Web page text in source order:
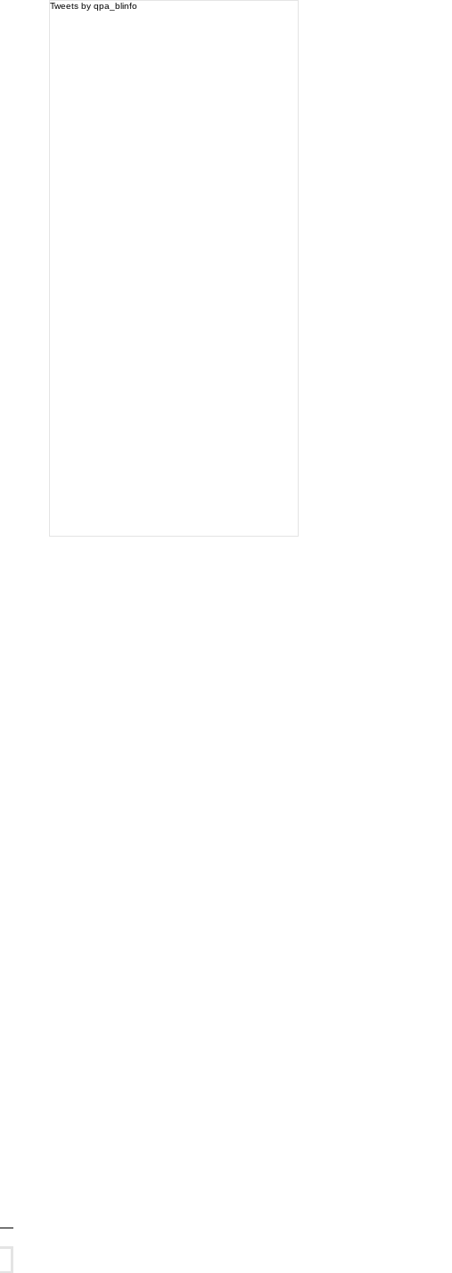
Tweets by qpa_blinfo